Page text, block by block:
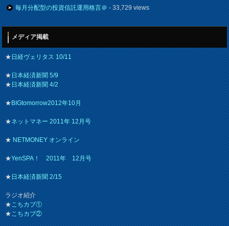
毎月分配型の投資信託運用格言＠- 33,729 views
メディア掲載
★日経ヴェリタス 10/11
★日本経済新聞 5/9
★日本経済新聞 4/2
★BIGtomorrow2012年10月
★ネットマネー 2011年 12月号
★NETMONEY オンライン
★YenSPA！ 2011年 12月号
★日本経済新聞 2/15
ラジオ紹介
★こちカブ①
★こちカブ②